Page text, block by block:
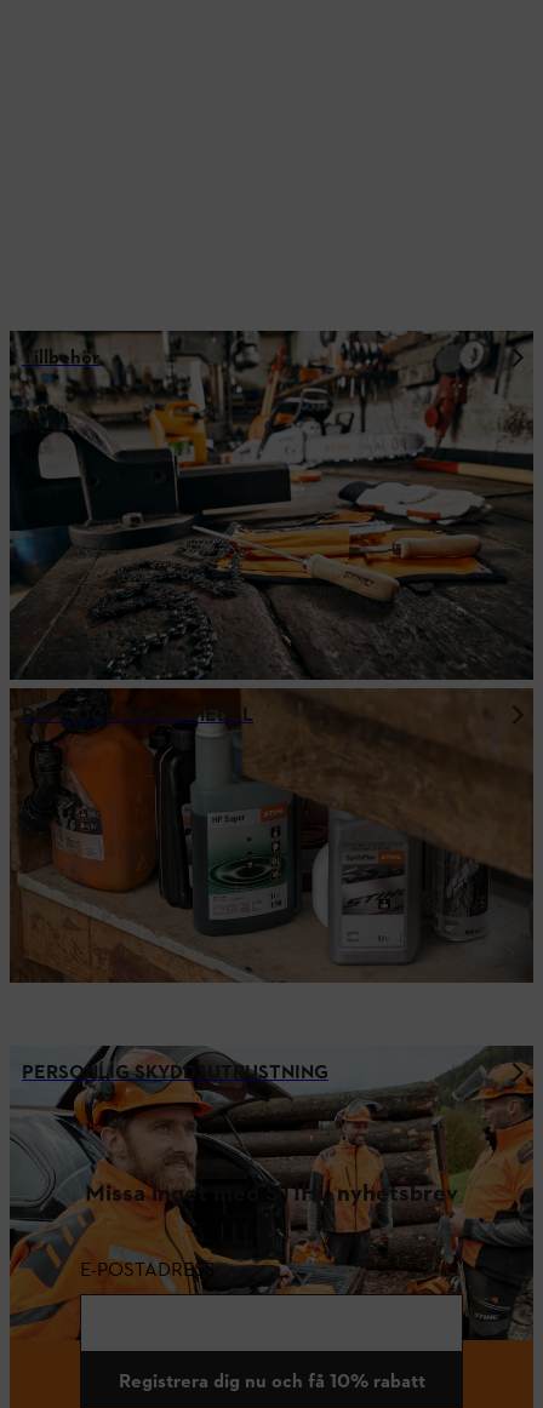
Tillbehör
DRIV- OCH SMÖRJMEDEL
PERSONLIG SKYDDSUTRUSTNING
Missa inget med STIHL nyhetsbrev
E-POSTADRESS
Registrera dig nu och få 10% rabatt